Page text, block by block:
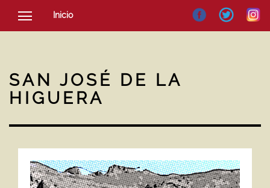
Inicio
SOCIEDAD
NOTICIAS
SAN JOSÉ DE LA
HIGUERA